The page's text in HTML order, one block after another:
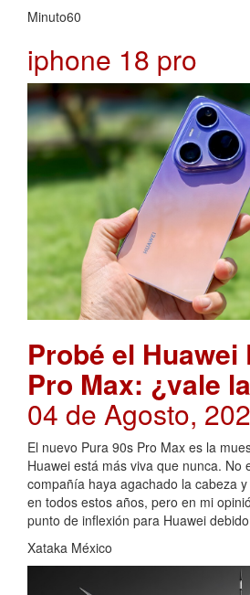
Minuto60
iphone 18 pro
Probé el Huawei
Pro Max: ¿vale
04 de Agosto,
El nuevo Pura 90s Pro Max es la
Huawei está más viva que nunca. No
compañía haya agachado la cabeza
en todos estos años, pero en mi
punto de inflexión para Huawei
Xataka México